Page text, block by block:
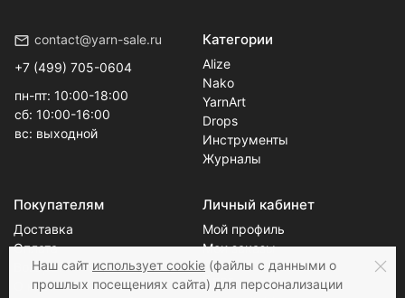
contact@yarn-sale.ru
+7 (499) 705-0604
пн-пт: 10:00-18:00
сб: 10:00-16:00
вс: выходной
Категории
Alize
Nako
YarnArt
Drops
Инструменты
Журналы
Покупателям
Доставка
Оплата
Возврат
О нас
Личный кабинет
Мой профиль
Мои заказы
Блог
Наш сайт использует cookie (файлы с данными о
прошлых посещениях сайта) для персонализации